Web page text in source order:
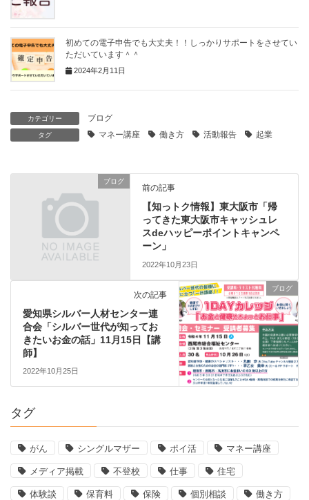
初めての電子申告でも大丈夫！！しっかりサポートをさせてい
ただいています＾＾
2024年2月11日
カテゴリー ブログ
タグ マネー講座 働き方 活動報告 起業
ブログ
前の記事
【知っトク情報】東大阪市「帰
ってきた東大阪市キャッシュレ
スdeハッピーポイントキャンペ
ーン」
2022年10月23日
ブログ
次の記事
愛知県シルバー人材センター連
合会「シルバー世代が知ってお
きたいお金の話」11月15日【講
師】
2022年10月25日
タグ
がん シングルマザー ポイ活 マネー講座
メディア掲載 不登校 仕事 住宅
体験談 保育料 保険 個別相談 働き方